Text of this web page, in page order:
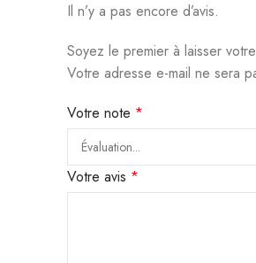
Il n’y a pas encore d’avis.
Soyez le premier à laisser
Votre adresse e-mail ne sera
Votre note *
Votre avis *